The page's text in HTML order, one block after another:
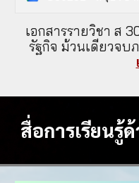
เอกสารรายวิชา ส
รัฐกิจ ม้วนเดียวจบ
สื่อการเรียนรู้